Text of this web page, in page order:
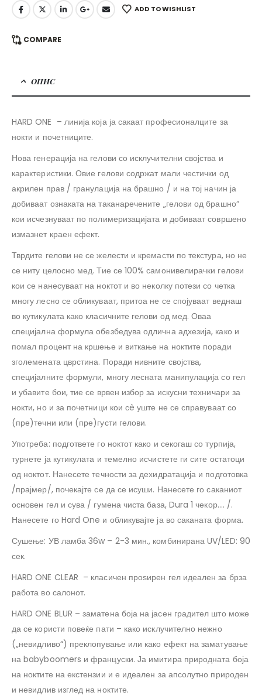
ADD TO WISHLIST
COMPARE
ОПИС
HARD ONE – линија која ја сакаат професионалците за
нокти и почетниците.
Нова генерација на гелови со исклучителни својства и
карактеристики. Овие гелови содржат мали честички од
акрилен прав / гранулација на брашно / и на тој начин ја
добиваат ознаката на таканаречените „гелови од брашно“
кои исчезнуваат по полимеризацијата и добиваат совршено
измазнет краен ефект.
Тврдите гелови не се желести и кремасти по текстура, но не
се ниту целосно мед. Тие се 100% самонивелирачки гелови
кои се нанесуваат на ноктот и во неколку потези со четка
многу лесно се обликуваат, притоа не се спојуваат веднаш
во кутикулата како класичните гелови од мед. Оваа
специјална формула обезбедува одлична адхезија, како и
помал процент на кршење и виткање на ноктите поради
зголемената цврстина. Поради нивните својства,
специјалните формули, многу лесната манипулација со гел
и убавите бои, тие се врвен избор за искусни техничари за
нокти, но и за почетници кои сè уште не се справуваат со
(пре)течни или (пре)густи гелови.
Употреба: подгответе го ноктот како и секогаш со турпија,
турнете ја кутикулата и темелно исчистете ги сите остатоци
од ноктот. Нанесете течности за дехидратација и подготовка
/прајмер/, почекајте се да се исуши. Нанесете го саканиот
основен гел и сува / гумена чиста база, Dura 1 чекор…. /.
Нанесете го Hard One и обликувајте ја во саканата форма.
Сушење: УВ ламба 36w – 2-3 мин., комбинирана UV/LED: 90
сек.
HARD ONE CLEAR – класичен проѕирен гел идеален за брза
работа во салонот.
HARD ONE BLUR – заматена боја на јасен градител што може
да се користи повеќе пати – како исклучително нежно
(„невидливо“) преклопување или како ефект на заматување
на babyboomers и француски. Ја имитира природната боја
на ноктите на екстензии и е идеален за апсолутно природен
и невидлив изглед на ноктите.